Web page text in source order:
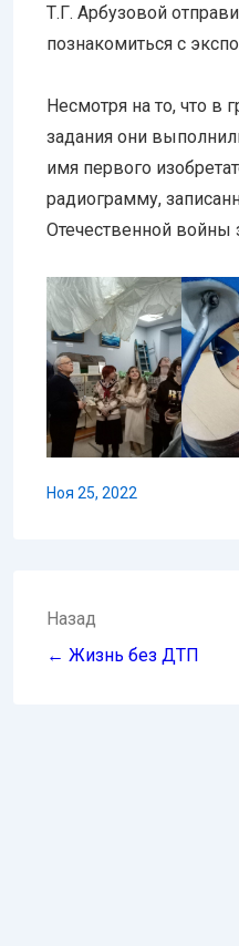
Т.Г. Арбузовой
познакомиться с
Несмотря на то, что в
задания они
имя первого
радиограмму,
Отечественной
Ноя 25, 2022
Навигация
по
Назад
← Жизнь без ДТП